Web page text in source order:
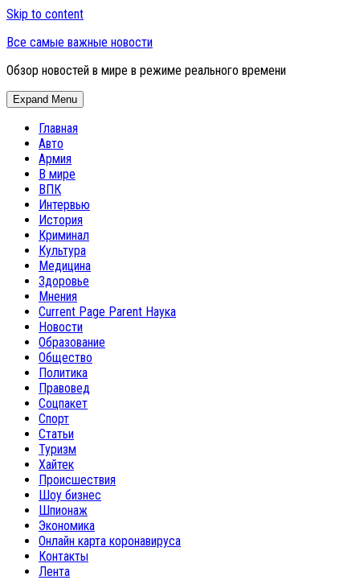
Skip to content
Все самые важные новости
Обзор новостей в мире в режиме реального времени
Expand Menu
Главная
Авто
Армия
В мире
ВПК
Интервью
История
Криминал
Культура
Медицина
Здоровье
Мнения
Current Page Parent Наука
Новости
Образование
Общество
Политика
Правовед
Соцпакет
Спорт
Статьи
Туризм
Хайтек
Происшествия
Шоу бизнес
Шпионаж
Экономика
Онлайн карта коронавируса
Контакты
Лента